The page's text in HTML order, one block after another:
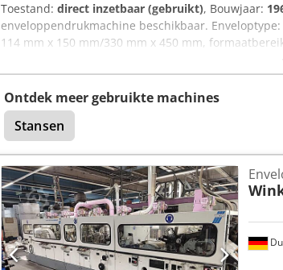
Toestand: direct inzetbaar (gebruikt), Bouwjaar:
enveloppendrukmachine beschikbaar.
114 mm x 150 mm/330 mm x 450 mm,
x 450 mm, papiergewichtbereik: 70 g 165 g/m²,
vacuümpomp en blaasluchtpomp. Documentatie
Hqepfx Aipof
Ontdek meer gebruikte machines
Stansen